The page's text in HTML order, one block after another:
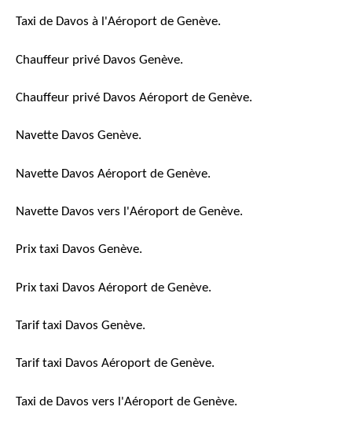
Taxi de Davos à l'Aéroport de Genève.
Chauffeur privé Davos Genève.
Chauffeur privé Davos Aéroport de Genève.
Navette Davos Genève.
Navette Davos Aéroport de Genève.
Navette Davos vers l'Aéroport de Genève.
Prix taxi Davos Genève.
Prix taxi Davos Aéroport de Genève.
Tarif taxi Davos Genève.
Tarif taxi Davos Aéroport de Genève.
Taxi de Davos vers l'Aéroport de Genève.